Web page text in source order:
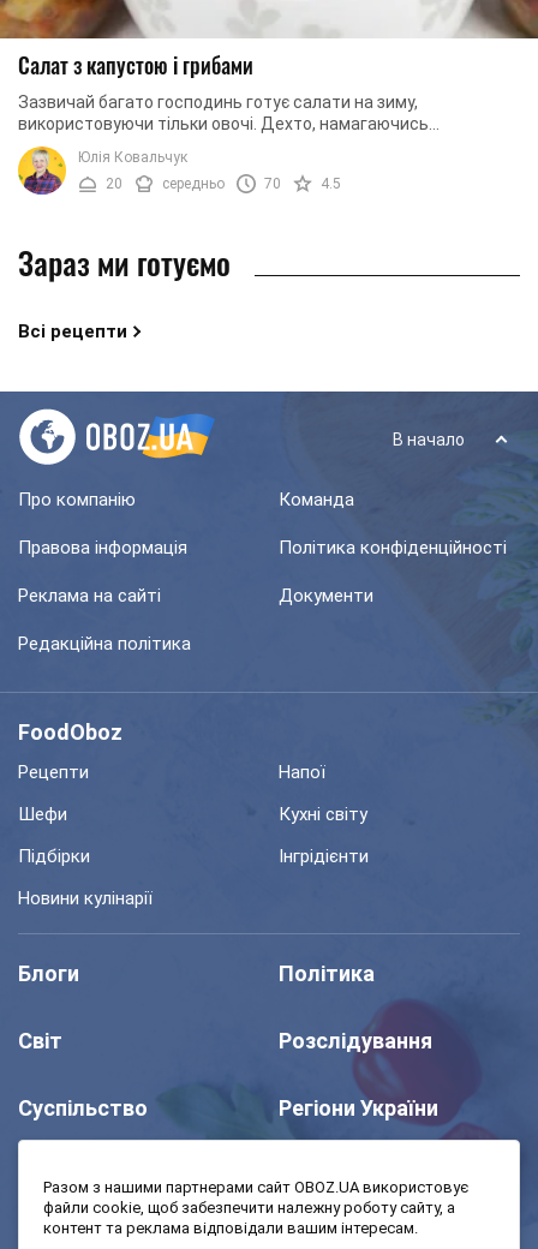
Салат з капустою і грибами
Зазвичай багато господинь готує салати на зиму,
використовуючи тільки овочі. Дехто, намагаючись
урізноманітнити закуску на холодну пору року, додає ...
Юлія Ковальчук
20
середньо 70 4.5
Зараз ми готуємо
Всі рецепти
В начало
Про компанію Команда
Правова інформація Політика конфіденційності
Реклама на сайті Документи
Редакційна політика
FoodOboz
Рецепти
Напої
Шефи
Кухні світу
Підбірки
Інгрідієнти
Новини кулінарії
Блоги Політика
Світ Розслідування
Суспільство Регіони України
Шоу Спорт
Моя школа
Разом з нашими партнерами сайт OBOZ.UA використовує
файли cookie, щоб забезпечити належну роботу сайту, а
контент та реклама відповідали вашим інтересам.